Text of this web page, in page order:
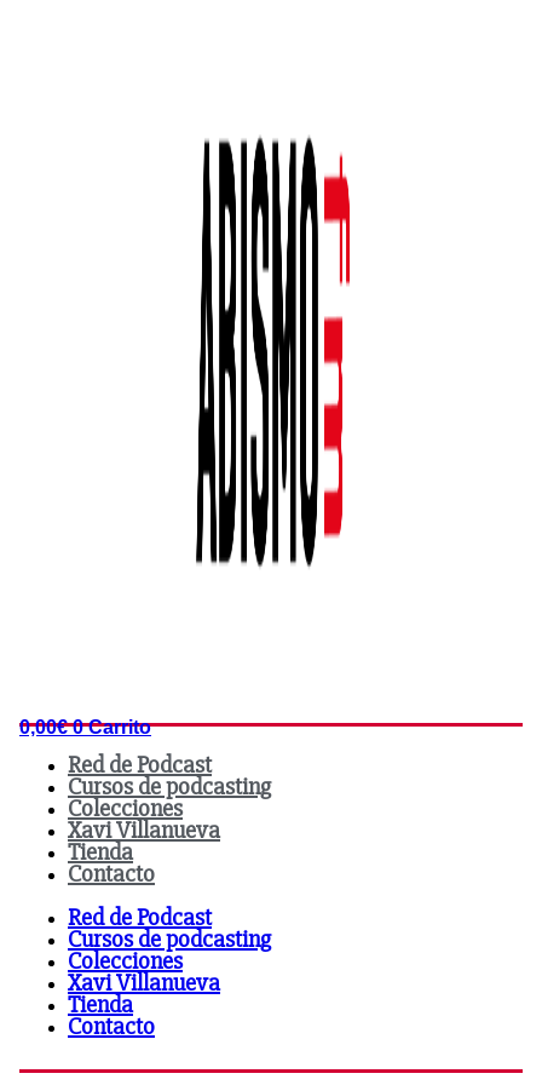
0,00€ 0 Carrito
Red de Podcast
Cursos de podcasting
Colecciones
Xavi Villanueva
Tienda
Contacto
Red de Podcast
Cursos de podcasting
Colecciones
Xavi Villanueva
Tienda
Contacto